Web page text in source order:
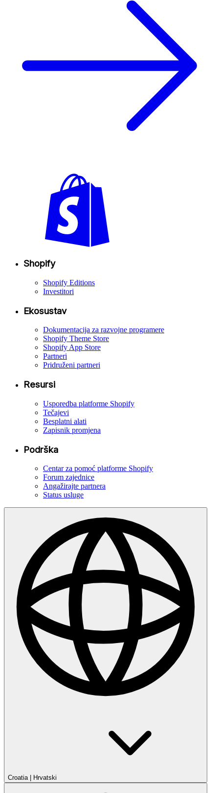
Shopify
Shopify Editions
Investitori
Ekosustav
Dokumentacija za razvojne programere
Shopify Theme Store
Shopify App Store
Partneri
Pridruženi partneri
Resursi
Usporedba platforme Shopify
Tečajevi
Besplatni alati
Zapisnik promjena
Podrška
Centar za pomoć platforme Shopify
Forum zajednice
Angažirajte partnera
Status usluge
Croatia| Hrvatski